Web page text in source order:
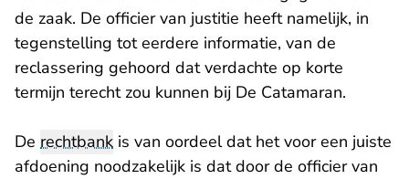
de zaak. De officier van justitie heeft namelijk, in
tegenstelling tot eerdere informatie, van de
reclassering gehoord dat verdachte op korte
termijn terecht zou kunnen bij De Catamaran.
De rechtbank is van oordeel dat het voor een juiste
afdoening noodzakelijk is dat door de officier van